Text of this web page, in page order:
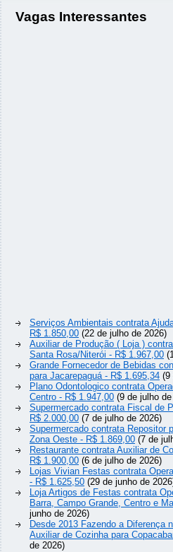
Vagas Interessantes
Serviços Ambientais contrata
R$ 1.850,00 (22 de julho de 2026)
Auxiliar de Produção ( Loja )
Santa Rosa/Niterói - R$ 1.967,00
Grande Fornecedor de Bebidas
para Jacarepaguá - R$ 1.695,34 (9
Plano Odontologico contrata
Centro - R$ 1.947,00 (9 de julho
Supermercado contrata Fiscal de
R$ 2.000,00 (7 de julho de 2026)
Supermercado contrata Repositor
Zona Oeste - R$ 1.869,00 (7 de
Restaurante contrata Auxiliar de
R$ 1.900,00 (6 de julho de 2026)
Lojas Vivian Festas contrata
- R$ 1.625,50 (29 de junho de
Loja Artigos de Festas contrata
Barra, Campo Grande, Centro e
junho de 2026)
Desde 2013 Fazendo a Diferença
Auxiliar de Cozinha para
de 2026)